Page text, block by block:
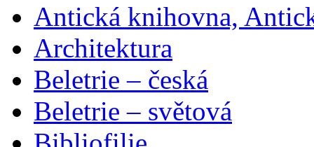
Antická knihovna,
Architektura
Beletrie – česká
Beletrie – světová